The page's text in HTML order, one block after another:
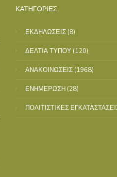
ΚΑΤΗΓΟΡΙΕΣ
ΕΚΔΗΛΩΣΕΙΣ (8)
ΔΕΛΤΙΑ ΤΥΠΟΥ (120)
ΑΝΑΚΟΙΝΩΣΕΙΣ (1968)
ΕΝΗΜΕΡΩΣΗ (28)
ΠΟΛΙΤΙΣΤΙΚΕΣ